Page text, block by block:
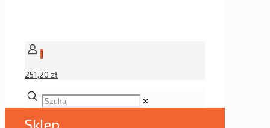
1
251,20 zł
✕
Sklep